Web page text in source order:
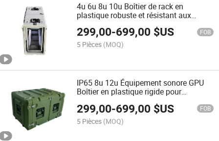
4u 6u 8u 10u Boîtier de rack en
plastique robuste et résistant aux
299,00-699,00 $US FOB
5 Pièces (MOQ)
IP65 8u 12u Équipement sonore GPU
Boîtier en plastique rigide pour
299,00-699,00 $US FOB
5 Pièces (MOQ)